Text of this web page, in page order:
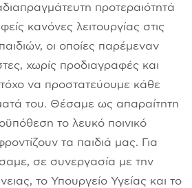
προτεραιότητά
κανόνες λειτουργίας στις
οι οποίες παρέμεναν
χωρίς προδιαγραφές και
να προστατεύουμε κάθε
του. Θέσαμε ως απαραίτητη
το λευκό ποινικό
τα παιδιά μας. Για
σε συνεργασία με την
το Υπουργείο Υγείας και το